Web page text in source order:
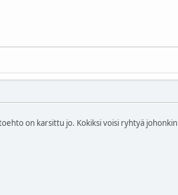
on karsittu jo. Kokiksi voisi ryhtyä johonkin